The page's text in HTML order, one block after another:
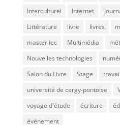
Interculturel
Internet
Littérature
livre livres
master iec
Multimédia
Nouvelles technologies
Salon du Livre
Stage travail
université de cergy-pontoise
voyage d'étude
écriture
évènement